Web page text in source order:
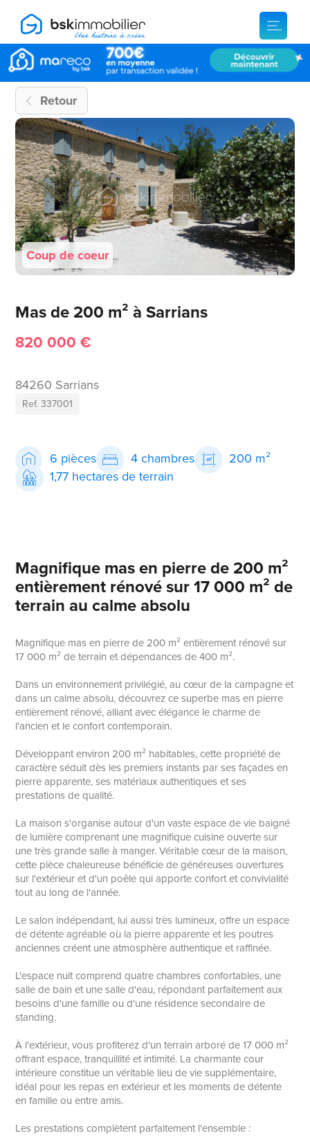
Retour
Coup de coeur
Mas de 200 m² à Sarrians
820 000 €
84260 Sarrians
Ref. 337001
6 pièces 4 chambres
200 m²
1,77 hectares de terrain
Magnifique mas en pierre de 200 m²
entièrement rénové sur 17 000 m² de
terrain au calme absolu
Magnifique mas en pierre de 200 m² entièrement rénové sur
17 000 m² de terrain et dépendances de 400 m².
Dans un environnement privilégié, au cœur de la campagne et
dans un calme absolu, découvrez ce superbe mas en pierre
entièrement rénové, alliant avec élégance le charme de
l'ancien et le confort contemporain.
Développant environ 200 m² habitables, cette propriété de
caractère séduit dès les premiers instants par ses façades en
pierre apparente, ses matériaux authentiques et ses
prestations de qualité.
La maison s'organise autour d'un vaste espace de vie baigné
de lumière comprenant une magnifique cuisine ouverte sur
une très grande salle à manger. Véritable cœur de la maison,
cette pièce chaleureuse bénéficie de généreuses ouvertures
sur l'extérieur et d'un poêle qui apporte confort et convivialité
tout au long de l'année.
Le salon indépendant, lui aussi très lumineux, offre un espace
de détente agréable où la pierre apparente et les poutres
anciennes créent une atmosphère authentique et raffinée.
L'espace nuit comprend quatre chambres confortables, une
salle de bain et une salle d'eau, répondant parfaitement aux
besoins d'une famille ou d'une résidence secondaire de
standing.
À l'extérieur, vous profiterez d'un terrain arboré de 17 000 m²
offrant espace, tranquillité et intimité. La charmante cour
intérieure constitue un véritable lieu de vie supplémentaire,
idéal pour les repas en extérieur et les moments de détente
en famille ou entre amis.
Les prestations complètent parfaitement l'ensemble :